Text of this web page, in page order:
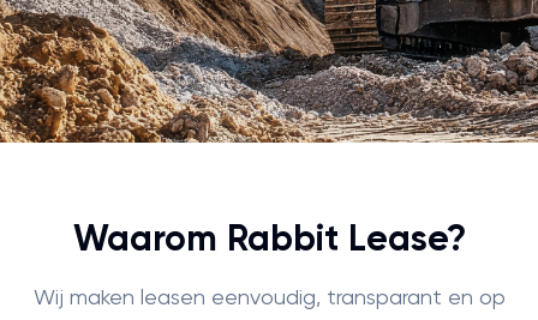
Waarom Rabbit Lease?
Wij maken leasen eenvoudig, transparant en op